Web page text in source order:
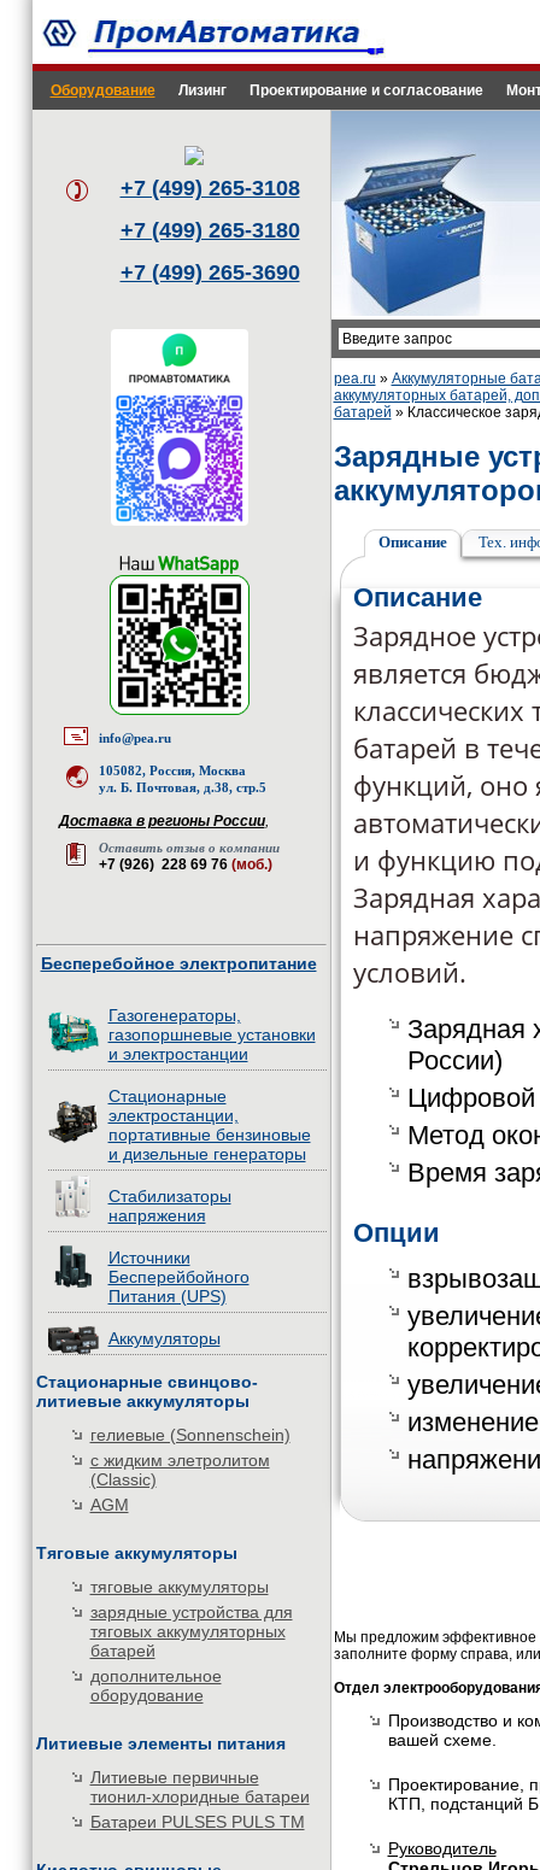
Оборудование Лизинг Проектирование и согласование
+7 (499) 265-3108
+7 (499) 265-3180
+7 (499) 265-3690
info@pea.ru
105082, Россия, Москва
ул. Б. Почтовая, д.38, стр.5
Доставка в регионы России,
Оставить отзыв о компании
+7 (926) 228 69 76 (моб.)
Бесперебойное электропитание
Газогенераторы,
газопоршневые установки
и электростанции
Стационарные
электростанции,
портативные бензиновые
и дизельные генераторы
Стабилизаторы
напряжения
Источники
Бесперейбойного
Питания (UPS)
Аккумуляторы
Стационарные свинцово-
литиевые аккумуляторы
гелиевые (Sonnenschein)
с жидким элетролитом
(Classic)
AGM
Тяговые аккумуляторы
тяговые аккумуляторы
зарядные устройства для
тяговых аккумуляторных
батарей
дополнительное
оборудование
Литиевые элементы питания
Литиевые первичные
тионил-хлоридные батареи
Батареи PULSES PULS TM
pea.ru » Аккумуляторные
аккумуляторных батарей,
батарей » Классическое
Зарядные
Описание Тех.
Описание
Зарядное
является
батарей в
функций, оно
и функцию
Зарядная
напряжение
условий.
Зарядная
России)
Цифровой
Метод
Время
Опции
Мы предложим эффективное
заполните форму справа,
Отдел
Производство и
вашей схеме.
Проектирование,
КТП, подстанций
Руководитель